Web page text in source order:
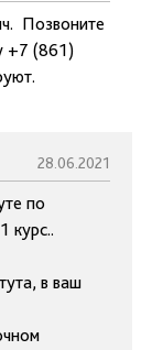
Позвоните
+7 (861)
28.06.2021
по
курс..
в ваш